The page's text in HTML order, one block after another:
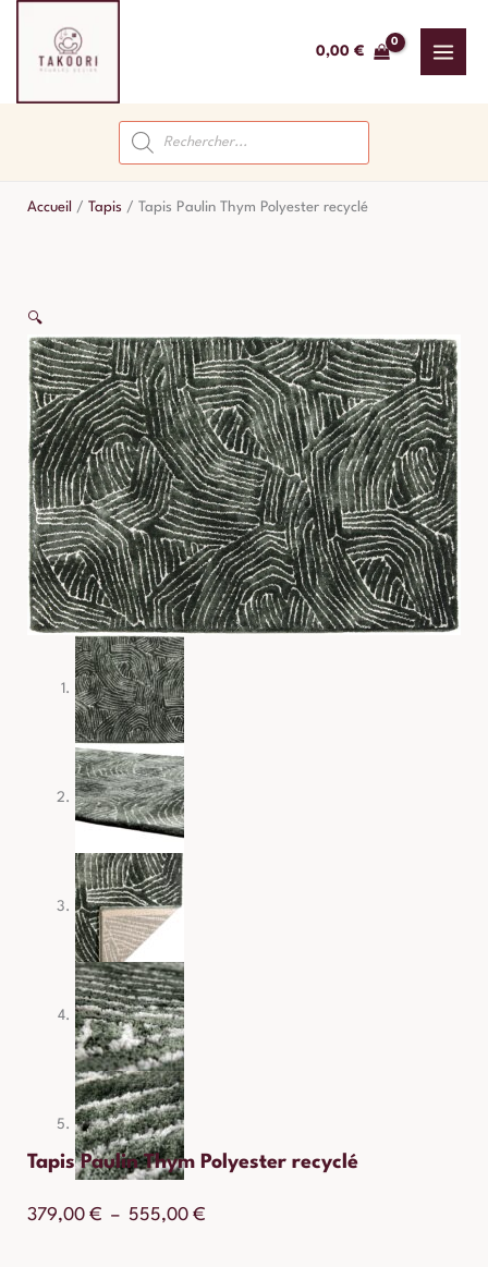
contenu
0,00 €
Recherche
de
produits
Accueil / Tapis / Tapis Paulin Thym Polyester recyclé
🔍
Tapis Paulin Thym Polyester recyclé
379,00 € – 555,00 €